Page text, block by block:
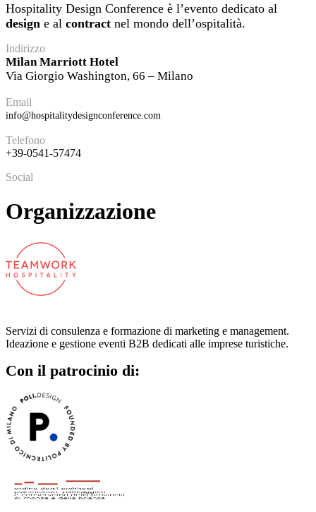
Hospitality Design Conference è l’evento dedicato al
design e al contract nel mondo dell’ospitalità.
Indirizzo
Milan Marriott Hotel
Via Giorgio Washington, 66 – Milano
Email
info@hospitalitydesignconference.com
Telefono
+39-0541-57474
Social
Organizzazione
Servizi di consulenza e formazione di marketing e management.
Ideazione e gestione eventi B2B dedicati alle imprese turistiche.
Con il patrocinio di: